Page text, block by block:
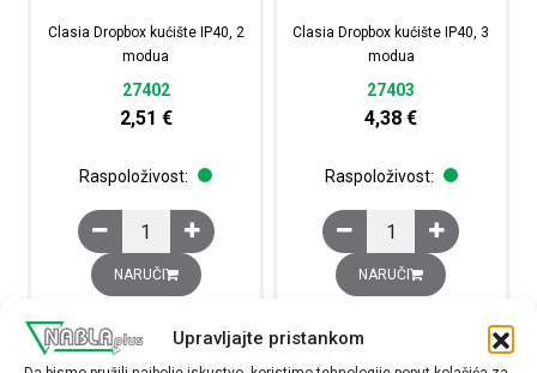
Upravljajte pristankom
Clasia Dropbox kućište IP40, 2
modua
27402
2,51 €
Raspoloživost:
Clasia Dropbox kućište IP40, 2 modua količina
NARUČI
Clasia Dropbox kućište IP40, 3
modua
27403
4,38€
Raspoloživost:
Clasia Dropbox
NARUČI